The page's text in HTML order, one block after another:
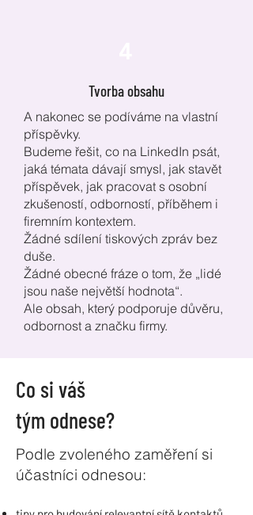
Tvorba obsahu
A nakonec se podíváme na vlastní
příspěvky.
Budeme řešit, co na LinkedIn psát,
jaká témata dávají smysl, jak stavět
příspěvek, jak pracovat s osobní
zkušeností, odborností, příběhem i
firemním kontextem.
Žádné sdílení tiskových zpráv bez
duše.
Žádné obecné fráze o tom, že „lidé
jsou naše největší hodnota“.
Ale obsah, který podporuje důvěru,
odbornost a značku firmy.
Co si váš
tým odnese?
Podle zvoleného zaměření si
účastníci odnesou: